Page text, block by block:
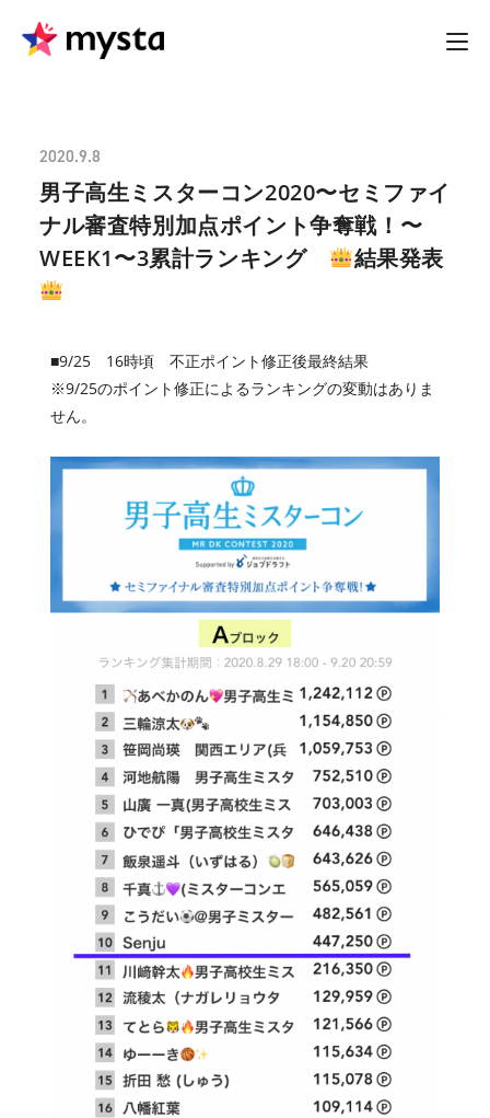
2020.9.8
男子高生ミスターコン2020〜セミファイ
ナル審査特別加点ポイント争奪戦！〜
WEEK1〜3累計ランキング
結果発表
■9/25 16時頃 不正ポイント修正後最終結果
※9/25のポイント修正によるランキングの変動はありま
せん。